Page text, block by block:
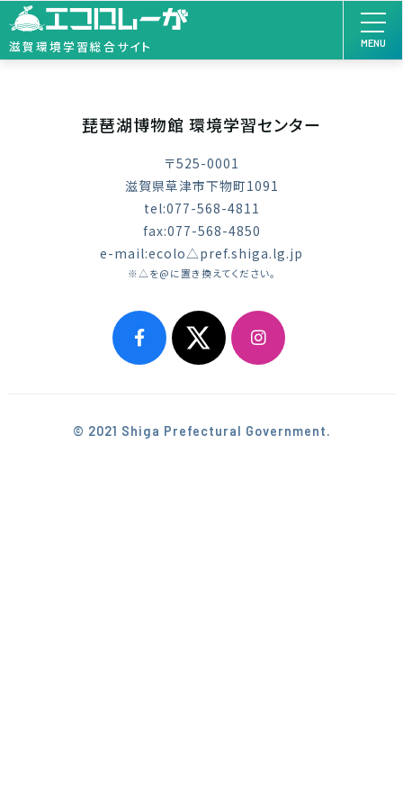
滋賀環境学習総合サイト MENU
琵琶湖博物館 環境学習センター
〒525-0001
滋賀県草津市下物町1091
tel:077-568-4811
fax:077-568-4850
e-mail:ecolo△pref.shiga.lg.jp
※△を@に置き換えてください。
© 2021 Shiga Prefectural Government.